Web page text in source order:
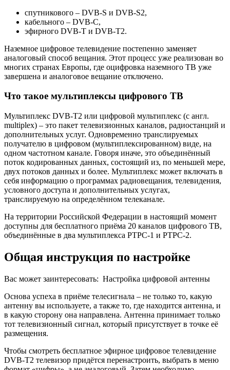
спутникового – DVB-S и DVB-S2,
кабельного – DVB-C,
эфирного DVB-T и DVB-T2.
Наземное цифровое телевидение постепенно заменяет
аналоговый способ вещания. Этот процесс уже реализован во
многих странах Европы, где оцифровка наземного ТВ уже
завершена и аналоговое вещание отключено.
Что такое мультиплексы цифрового ТВ
Мультиплекс DVB-T2 или цифровой мультиплекс (с англ.
multiplex) – это пакет телевизионных каналов, радиостанций и
дополнительных услуг. Одновременно транслируемых
получателю в цифровом (мультиплексированном) виде, на
одном частотном канале. Говоря иначе, это объединённый
поток кодированных данных, состоящий из, по меньшей мере,
двух потоков данных и более. Мультиплекс может включать в
себя информацию о программах радиовещания, телевидения,
условного доступа и дополнительных услугах,
транслируемую на определённом телеканале.
На территории Российской Федерации в настоящий момент
доступны для бесплатного приёма 20 каналов цифрового ТВ,
объединённые в два мультиплекса РТРС-1 и РТРС-2.
Общая инструкция по настройке
Вас может заинтересовать: Настройка цифровой антенны
Основа успеха в приёме телесигнала – не только то, какую
антенну вы используете, а также то, где находится антенна, и
в какую сторону она направлена. Антенна принимает только
тот телевизионный сигнал, который присутствует в точке её
размещения.
Чтобы смотреть бесплатное эфирное цифровое телевидение
DVB-T2 телевизор придётся перенастроить, выбрать в меню